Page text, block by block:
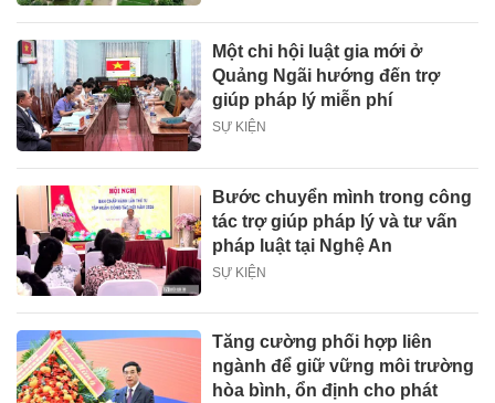
Một chi hội luật gia mới ở
Quảng Ngãi hướng đến trợ
giúp pháp lý miễn phí
SỰ KIỆN
Bước chuyển mình trong công
tác trợ giúp pháp lý và tư vấn
pháp luật tại Nghệ An
SỰ KIỆN
Tăng cường phối hợp liên
ngành để giữ vững môi trường
hòa bình, ổn định cho phát